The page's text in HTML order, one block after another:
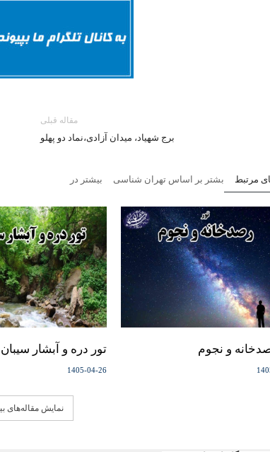
مقاله قبلی
برج شهیاد، میدان آزادی،نماد دو پهلو
مرتبط بشتر بر اساس تهران شناسی بیشتر در
و نجوم تور دره و آبشار
1405-04-26
نمایش مقاله‌های